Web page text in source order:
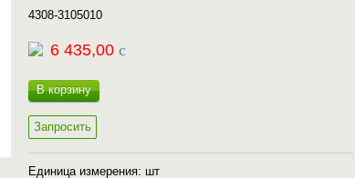
4308-3105010
6 435,00 c
В корзину
Запросить
Единица измерения: шт